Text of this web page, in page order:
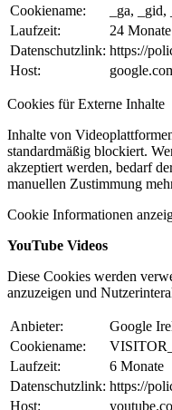
Cookiename:
_ga, _gid,
Laufzeit:
24 Monate
Datenschutzlink: https://
Host:
Cookies für Externe Inhalte
Inhalte von
standardmäßig blockiert.
akzeptiert werden, bedarf
manuellen Zustimmung
Cookie Informationen
YouTube Videos
Diese Cookies werden
anzuzeigen und
Anbieter:
Google
Cookiename:
Laufzeit:
6 Monate
Datenschutzlink: https://
Host: